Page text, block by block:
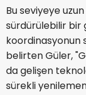
Bu seviyeye
sürdürülebilir bir
koordinasyonun
belirten Güler,
da gelişen
sürekli